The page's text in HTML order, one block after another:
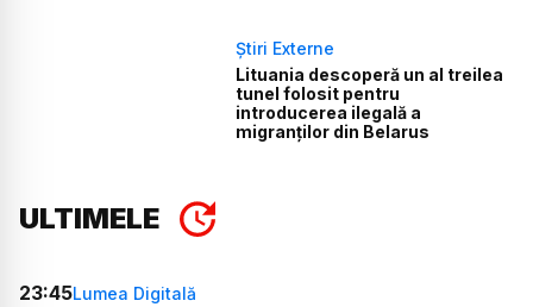
Știri Externe
Lituania descoperă un al treilea
tunel folosit pentru
introducerea ilegală a
migranților din Belarus
ULTIMELE
23:45Lumea Digitală